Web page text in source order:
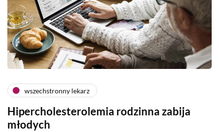
wszechstronny lekarz
Hipercholesterolemia rodzinna zabija
młodych